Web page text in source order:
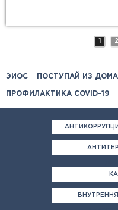
2
ЭИОС ПОСТУПАЙ ИЗ ДОМА
ПРОФИЛАКТИКА COVID-19